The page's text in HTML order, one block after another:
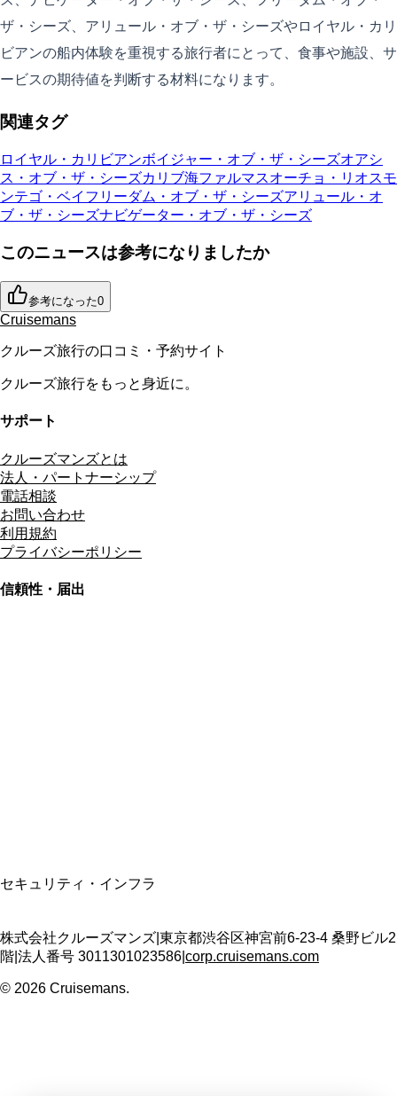
ザ・シーズ、アリュール・オブ・ザ・シーズやロイヤル・カリ
ビアンの船内体験を重視する旅行者にとって、食事や施設、サ
ービスの期待値を判断する材料になります。
関連タグ
ロイヤル・カリビアンボイジャー・オブ・ザ・シーズオアシ
ス・オブ・ザ・シーズカリブ海ファルマスオーチョ・リオスモ
ンテゴ・ベイ フリーダム・オブ・ザ・シーズアリュール・オ
ブ・ザ・シーズナビゲーター・オブ・ザ・シーズ
このニュースは参考になりましたか
参考になった0
Cruisemans
クルーズ旅行の口コミ・予約サイト
クルーズ旅行をもっと身近に。
サポート
クルーズマンズとは
法人・パートナーシップ
電話相談
お問い合わせ
利用規約
プライバシーポリシー
信頼性・届出
セキュリティ・インフラ
株式会社クルーズマンズ 東京都渋谷区神宮前6-23-4 桑野ビル2
階 法人番号 3011301023586 corp.cruisemans.com
© 2026 Cruisemans.